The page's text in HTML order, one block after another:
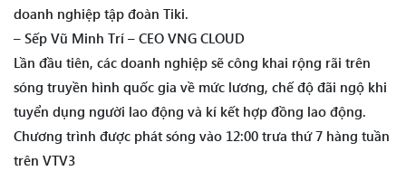
doanh nghiệp tập đoàn Tiki.
– Sếp Vũ Minh Trí – CEO VNG CLOUD
Lần đầu tiên, các doanh nghiệp sẽ công khai rộng rãi trên
sóng truyền hình quốc gia về mức lương, chế độ đãi ngộ khi
tuyển dụng người lao động và kí kết hợp đồng lao động.
Chương trình được phát sóng vào 12:00 trưa thứ 7 hàng tuần
trên VTV3